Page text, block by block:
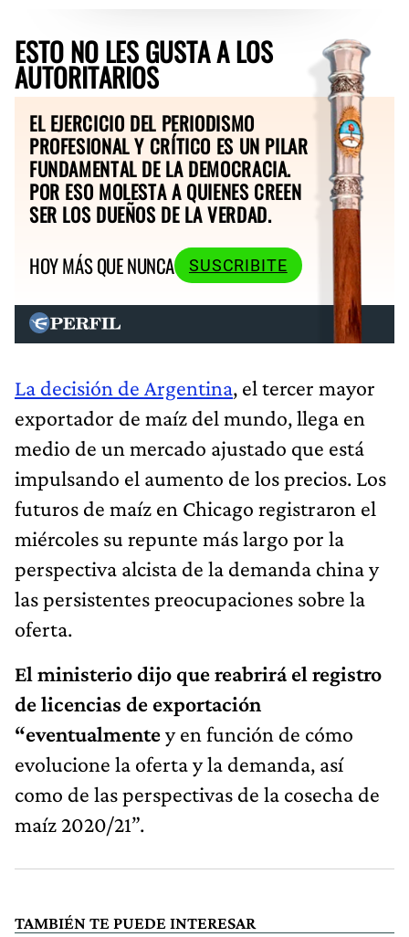
ESTO NO LES GUSTA A LOS
AUTORITARIOS
EL EJERCICIO DEL PERIODISMO
PROFESIONAL Y CRÍTICO ES UN PILAR
FUNDAMENTAL DE LA DEMOCRACIA.
POR ESO MOLESTA A QUIENES CREEN
SER LOS DUEÑOS DE LA VERDAD.
HOY MÁS QUE NUNCA
SUSCRIBITE
La decisión de Argentina, el tercer mayor
exportador de maíz del mundo, llega en
medio de un mercado ajustado que está
impulsando el aumento de los precios. Los
futuros de maíz en Chicago registraron el
miércoles su repunte más largo por la
perspectiva alcista de la demanda china y
las persistentes preocupaciones sobre la
oferta.
El ministerio dijo que reabrirá el registro
de licencias de exportación
“eventualmentey en función de cómo
evolucione la oferta y la demanda, así
como de las perspectivas de la cosecha de
maíz 2020/21”.
TAMBIÉN TE PUEDE INTERESAR